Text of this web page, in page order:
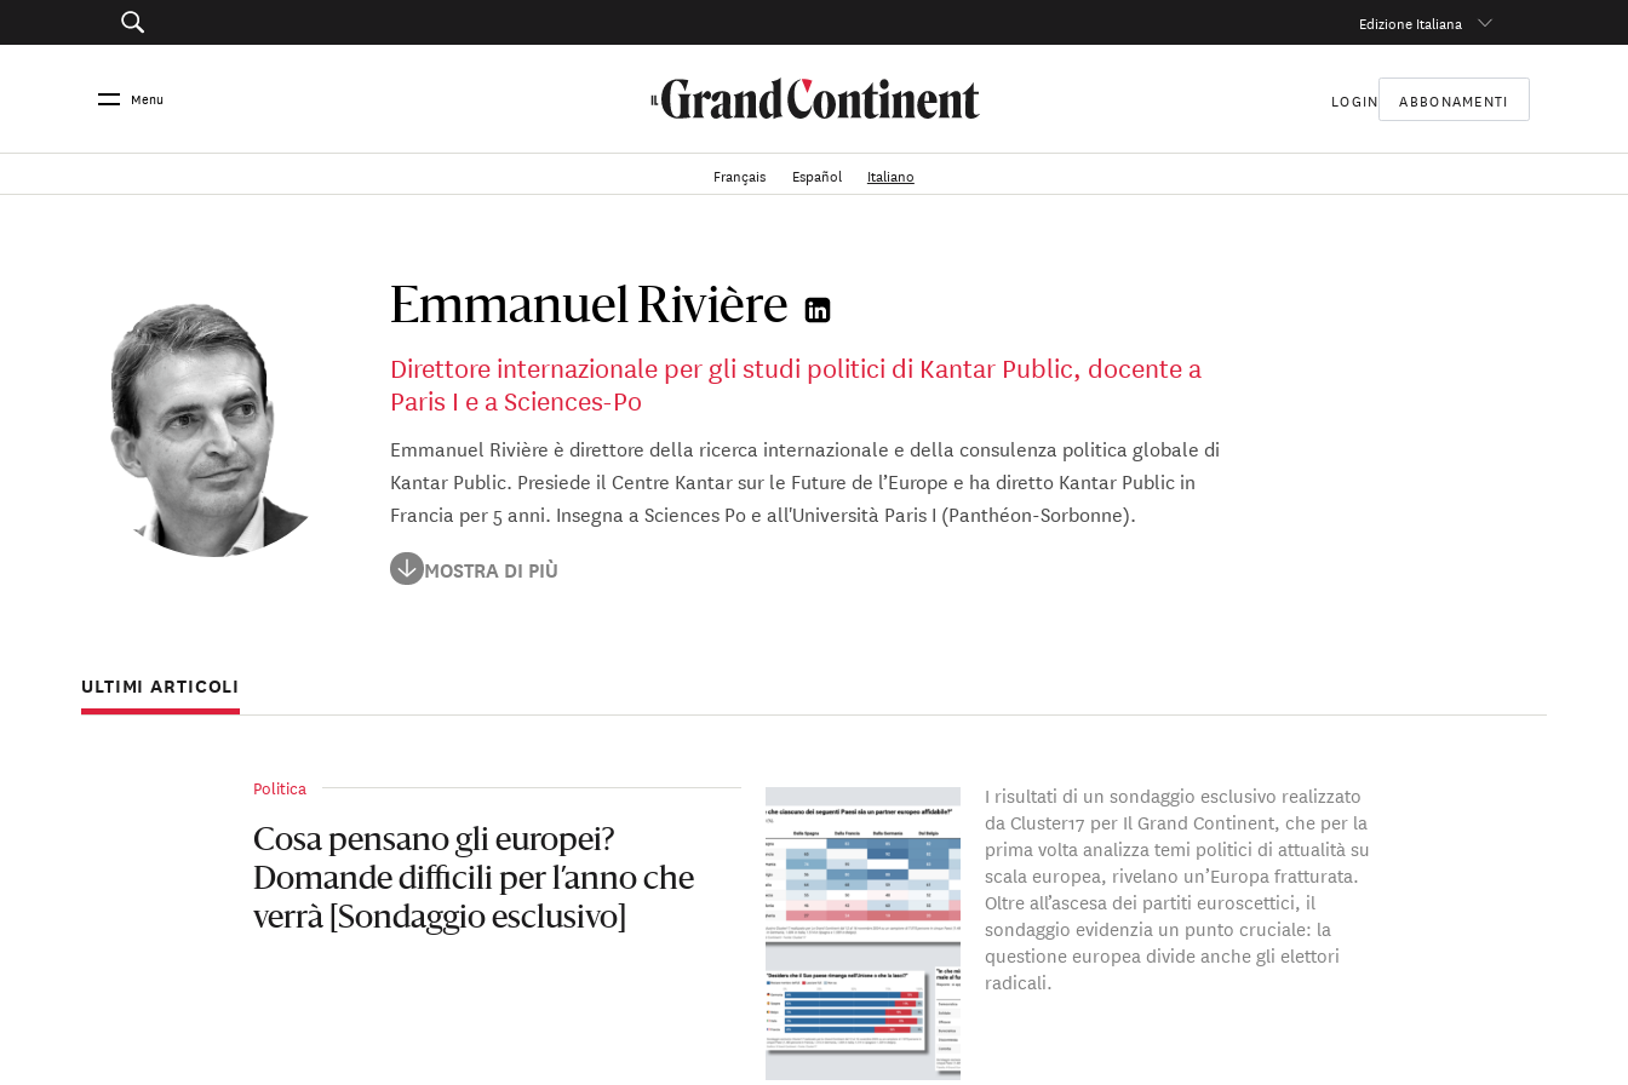
Edizione Italiana
Menu LOGIN ABBONAMENTI
Français Español Italiano
Emmanuel Rivière
Direttore internazionale per gli studi politici di Kantar Public, docente a
Paris I e a Sciences-Po
Emmanuel Rivière è direttore della ricerca internazionale e della consulenza politica globale di
Kantar Public. Presiede il Centre Kantar sur le Future de l’Europe e ha diretto Kantar Public in
Francia per 5 anni. Insegna a Sciences Po e all'Università Paris I (Panthéon-Sorbonne).
Emmanuel Rivière è anche il corrispondente francese della World Association for Public Opinion
Research (WAPOR).
MOSTRA DI PIÙ
ULTIMI ARTICOLI
Politica
Cosa pensano gli europei?
Domande difficili per l’anno che
verrà [Sondaggio esclusivo]
I risultati di un sondaggio esclusivo realizzato
da Cluster17 per Il Grand Continent, che per la
prima volta analizza temi politici di attualità su
scala europea, rivelano un’Europa fratturata.
Oltre all’ascesa dei partiti euroscettici, il
sondaggio evidenzia un punto cruciale: la
questione europea divide anche gli elettori
radicali.